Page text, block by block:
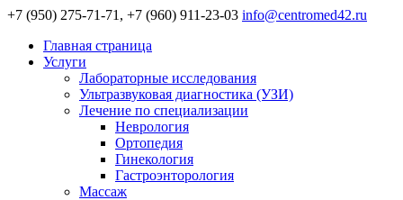
+7 (950) 275-71-71, +7 (960) 911-23-03 info@centromed42.ru
Главная страница
Услуги
Лабораторные исследования
Ультразвуковая диагностика (УЗИ)
Лечение по специализации
Неврология
Ортопедия
Гинекология
Гастроэнторология
Массаж